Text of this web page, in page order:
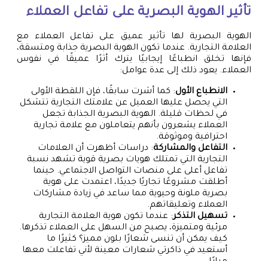
تأثير الهوية البصرية على تفاعل العملاء
الهوية البصرية لها تأثير عميق على تفاعل العملاء مع
العلامة التجارية. عندما تكون الهوية البصرية جذابة ومتسقة،
فإنها تخلق انطباعًا إيجابيًا يترك أثرًا عميقًا في نفوس
العملاء. يعود ذلك إلى عدة عوامل:
الانطباع الأول: كما أشرت سابقًا، فإن اللقطة الأولى
التي يحصل عليها العميل عن علامتك التجارية تتشكل
في لحظات قليلة. الهوية البصرية الجذابة تجعل
العملاء يشعرون بأنهم يتعاملون مع علامة تجارية
احترافية وموثوقة.
التفاعل والمشاركة: دراسات أظهرت أن العلامات
التجارية التي تمتلك هويات بصرية قوية تشهد نسبة
تفاعل أعلى على منصات التواصل الاجتماعي. حينما
أطلقت مشروعًا تجاريًا جديدًا، اعتمدت على هوية
بصرية ملونة وحيوية مما ساعد في زيادة مشاركات
العملاء وتعليقاتهم.
تسهيل التذكر: عندما تكون هوية العلامة التجارية
مرئية ومتميزة، يصبح من السهل على العملاء تذكرها.
كيف يمكن أن تنسى شعارًا بلون مميز؟ كثيرًا ما
أستعيد في ذاكرتي شعارات معينة لأني تفاعلت معها